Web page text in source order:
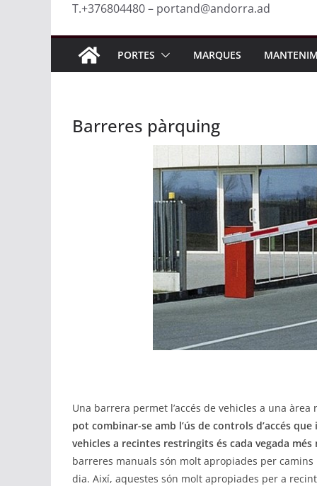
T.+376804480 – portand@andorra.ad
PORTES MARQUES
Barreres pàrquing
Una barrera permet l’accés de vehicles a una
pot combinar-se amb l’ús de controls d’accés
vehicles a recintes restringits és cada vegada
barreres manuals són molt apropiades per
dia. Així, aquestes són molt apropiades per a